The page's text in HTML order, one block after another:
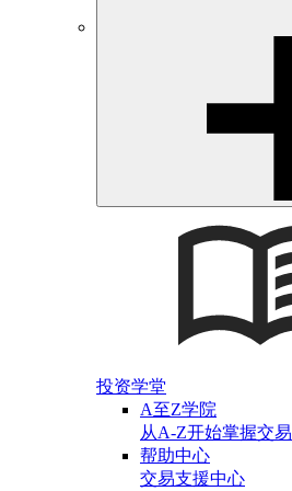
投资学堂
A至Z学院
从A-Z开始掌握交易
帮助中心
交易支援中心